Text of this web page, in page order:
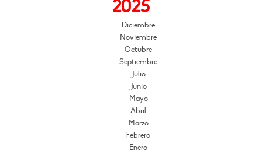
2025
Diciembre
Noviembre
Octubre
Septiembre
Julio
Junio
Mayo
Abril
Marzo
Febrero
Enero